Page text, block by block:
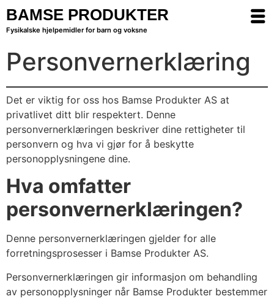
BAMSE PRODUKTER
Fysikalske hjelpemidler for barn og voksne
Personvernerklæring
Det er viktig for oss hos Bamse Produkter AS at
privatlivet ditt blir respektert. Denne
personvernerklæringen beskriver dine rettigheter til
personvern og hva vi gjør for å beskytte
personopplysningene dine.
Hva omfatter
personvernerklæringen?
Denne personvernerklæringen gjelder for alle
forretningsprosesser i Bamse Produkter AS.
Personvernerklæringen gir informasjon om behandling
av personopplysninger når Bamse Produkter bestemmer